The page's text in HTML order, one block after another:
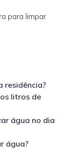
para limpar
residência?
litros de
água no dia
água?